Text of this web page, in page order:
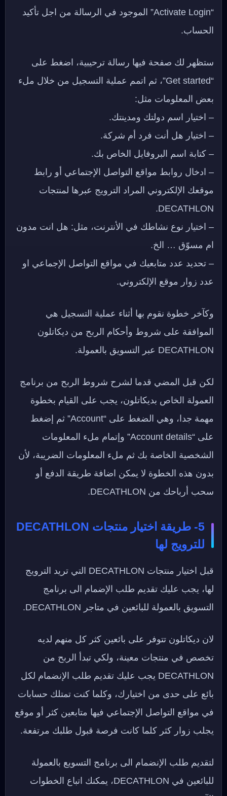
“Activate Login” الموجود في الرسالة من اجل تأكيد
الحساب.
ستظهر لك صفحة فيها رسالة ترحيبية، اضغط على
“Get started”، ثم اتمم عملية التسجيل من خلال ملء
بعض المعلومات مثل:
– اختيار اسم دولتك ومدينتك.
– اختيار هل أنت فرد أم شركة.
– كتابة اسم البروفايل الخاص بك.
– ادخال روابط مواقع التواصل الإجتماعي أو رابط
موقعك الإلكتروني المراد الترويج عبرها لمنتجات
DECATHLON.
– اختيار نوع نشاطك في الأنترنت، مثل: هل انت مدون
ام مسوّق … الخ.
– تحديد عدد متابعيك في مواقع التواصل الإجماعي او
عدد زوار موقع الإلكتروني.
وكآخر خطوة نقوم بها أثناء عملية التسجيل هي
الموافقة على شروط وأحكام الربح من ديكاتلون
DECATHLON عبر التسويق بالعمولة.
لكن قبل المضي قدما لشرح شروط الربح من برنامج
العمولة الخاص بديكاتلون، يجب على القيام بخطوة
مهمة جدا، وهي الضغط على “Account” ثم إضغط
على “Account details” وإتمام ملء المعلومات
الشخصية الخاصة بك ثم ملء المعلومات الضريبة، لأن
بدون هذه الخطوة لا يمكن اضافة طريقة الدفع أو
سحب أرباحك من DECATHLON.
5- طريقة اختيار منتجات DECATHLON
للترويج لها
قبل اختيار منتجات DECATHLON التي تريد الترويج
لها، يجب عليك تقديم طلب الإضمام الى برنامج
التسويق بالعمولة للبائعين في متاجر DECATHLON.
لان ديكاتلون تتوفر على بائعين كثر كل منهم لديه
تخصص في منتجات معينة، ولكي تبدأ الربح من
DECATHLON يجب عليك تقديم طلب الإنضمام لكل
بائع على حدى من اختيارك، وكلما كنت تمتلك حسابات
في مواقع التواصل الإجتماعي فيها متابعين كثر أو موقع
يجلب زوار كثر كلما كانت فرصة قبول طلبك مرتفعة.
لتقديم طلب الإنضمام الى برنامج التسويع بالعمولة
للبائعين في DECATHLON، يمكنك اتباع الخطوات